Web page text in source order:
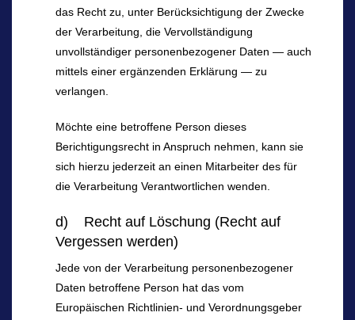
das Recht zu, unter Berücksichtigung der Zwecke
der Verarbeitung, die Vervollständigung
unvollständiger personenbezogener Daten — auch
mittels einer ergänzenden Erklärung — zu
verlangen.
Möchte eine betroffene Person dieses
Berichtigungsrecht in Anspruch nehmen, kann sie
sich hierzu jederzeit an einen Mitarbeiter des für
die Verarbeitung Verantwortlichen wenden.
d) Recht auf Löschung (Recht auf
Vergessen werden)
Jede von der Verarbeitung personenbezogener
Daten betroffene Person hat das vom
Europäischen Richtlinien- und Verordnungsgeber